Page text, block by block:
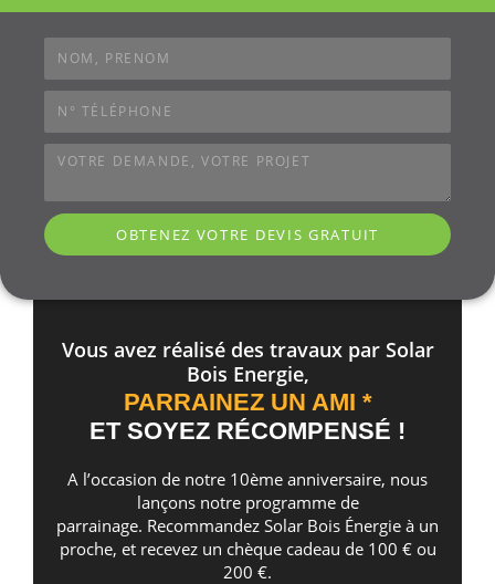
OBTENEZ VOTRE DEVIS GRATUIT
Vous avez réalisé des travaux par Solar
Bois Energie,
PARRAINEZ UN AMI *
ET SOYEZ RÉCOMPENSÉ !
A l’occasion de notre 10ème anniversaire, nous
lançons notre programme de
parrainage. Recommandez Solar Bois Énergie à un
proche, et recevez un chèque cadeau de 100 € ou
200 €.